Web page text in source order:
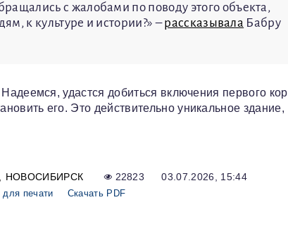
с жалобами по поводу этого объекта,
к культуре и истории?» –рассказывала Бабру
удастся добиться включения первого
его. Это действительно уникальное здание,
НОВОСИБИРСК 22823 03.07.2026, 15:44
для печати Скачать PDF